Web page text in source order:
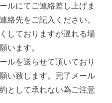
ルにてご連絡差し上げま
絡先をご記入ください。
しておりますが遅れる場
います。
ルを送らせて頂いており
い致します。完了メール
として承れない為ご注意